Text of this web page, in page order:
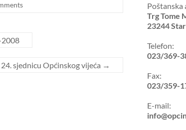
2008
24. sjednicu Općinskog vijeća →
Poštanska
Trg Tome
23244
Telefon:
023/369-
Fax:
023/359-
E-mail: